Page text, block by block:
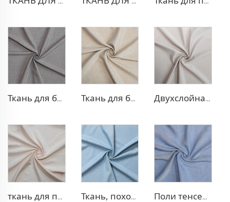
Ткань для брюк TR с четырехсторонней растяжкой Ткань для блейзера TR, похожая на лен Двухслойная ткань для платья TR
ткань для платья 100% лиоцелл, похожая на лен Ткань, похожая на деним, TR Поли тенсел деним — ткань, похожая на джинсовую